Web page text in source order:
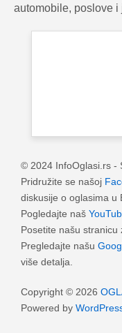
automobile, poslove i
© 2024 InfoOglasi.rs -
Pridružite se našoj
diskusije o oglasima u
Pogledajte naš
Posetite našu stranicu
Pregledajte našu
više detalja.
Copyright © 2026
Powered by